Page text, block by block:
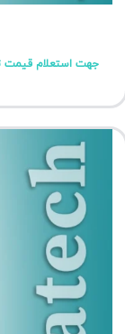
جهت استعلام قیمت